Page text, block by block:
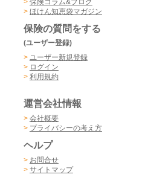
> ほけん知恵袋マガジン
保険の質問をする
(ユーザー登録)
> ユーザー新規登録
> ログイン
> 利用規約
運営会社情報
> 会社概要
> プライバシーの考え方
ヘルプ
> お問合せ
> サイトマップ